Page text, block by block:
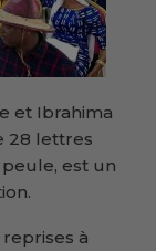
et Ibrahima
28 lettres
est un
à